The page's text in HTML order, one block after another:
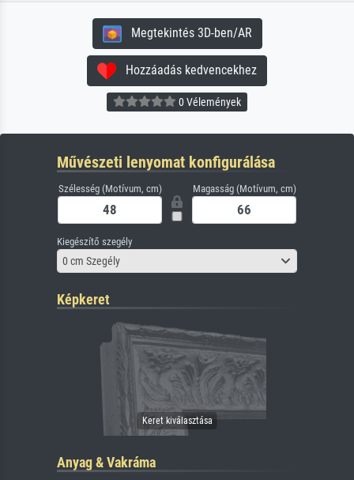
Megtekintés 3D-ben/AR
Hozzáadás kedvencekhez
0 Vélemények
Művészeti lenyomat konfigurálása
Szélesség (Motívum, cm) Magasság (Motívum, cm)
Kiegészítő szegély
0 cm Szegély
Képkeret
Anyag & Vakráma